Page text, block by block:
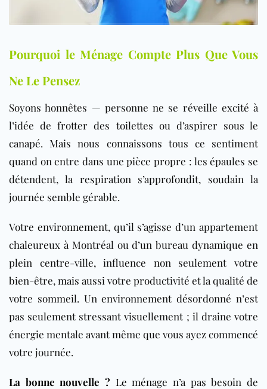
Pourquoi le Ménage Compte Plus Que Vous
Ne Le Pensez
Soyons honnêtes — personne ne se réveille excité à
l’idée de frotter des toilettes ou d’aspirer sous le
canapé. Mais nous connaissons tous ce sentiment
quand on entre dans une pièce propre : les épaules se
détendent, la respiration s’approfondit, soudain la
journée semble gérable.
Votre environnement, qu’il s’agisse d’un appartement
chaleureux à Montréal ou d’un bureau dynamique en
plein centre-ville, influence non seulement votre
bien-être, mais aussi votre productivité et la qualité de
votre sommeil. Un environnement désordonné n’est
pas seulement stressant visuellement ; il draine votre
énergie mentale avant même que vous ayez commencé
votre journée.
La bonne nouvelle ? Le ménage n’a pas besoin de